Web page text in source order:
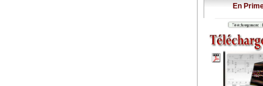
En